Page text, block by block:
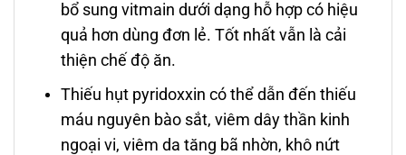
bổ sung vitmain dưới dạng hỗ hợp có hiệu
quả hơn dùng đơn lẻ. Tốt nhất vẫn là cải
thiện chế độ ăn.
Thiếu hụt pyridoxxin có thể dẫn đến thiếu
máu nguyên bào sắt, viêm dây thần kinh
ngoại vi, viêm da tăng bã nhờn, khô nứt